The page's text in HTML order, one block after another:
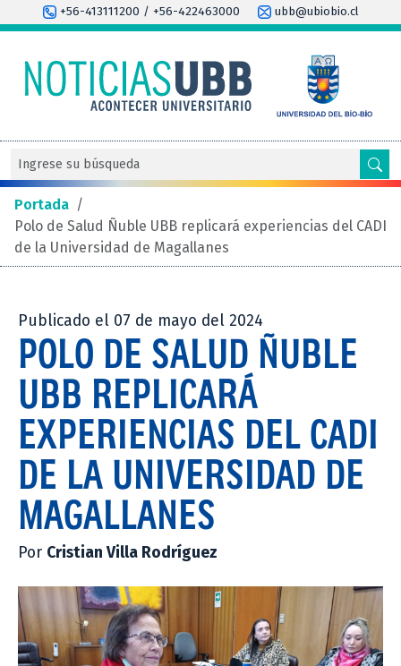
+56-413111200 / +56-422463000 ubb@ubiobio.cl
Portada /
Polo de Salud Ñuble UBB replicará experiencias del CADI
de la Universidad de Magallanes
Publicado el 07 de mayo del 2024
POLO DE SALUD ÑUBLE
UBB REPLICARÁ
EXPERIENCIAS DEL CADI
DE LA UNIVERSIDAD DE
MAGALLANES
Por Cristian Villa Rodríguez